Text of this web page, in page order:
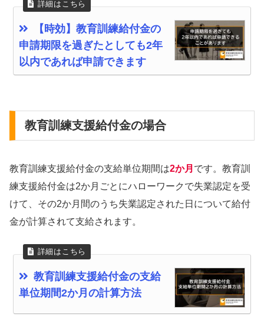
【時効】教育訓練給付金の
申請期限を過ぎたとしても2年
以内であれば申請できます
教育訓練支援給付金の場合
教育訓練支援給付金の支給単位期間は2か月 です。教育訓
練支援給付金は2か月ごとにハローワークで失業認定を受
けて、その2か月間のうち失業認定された日について給付
金が計算されて支給されます。
教育訓練支援給付金の支給
単位期間2か月の計算方法